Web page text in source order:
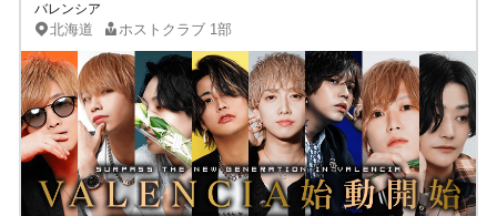
バレンシア
北海道 ホストクラブ 1部